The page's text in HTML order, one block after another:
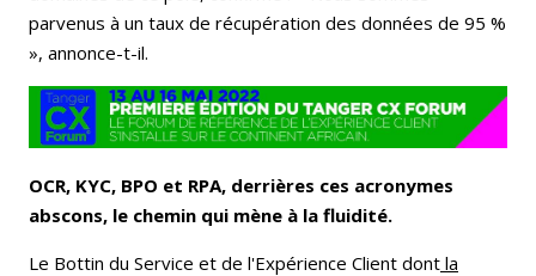
parvenus à un taux de récupération des données de 95 %
», annonce-t-il.
OCR, KYC, BPO et RPA, derrières ces acronymes
abscons, le chemin qui mène à la fluidité.
Le Bottin du Service et de l'Expérience Client dont la